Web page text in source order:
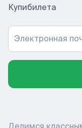
Купибилета
Электронная